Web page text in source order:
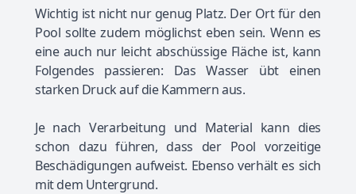
Wichtig ist nicht nur genug Platz. Der Ort für den
Pool sollte zudem möglichst eben sein. Wenn es
eine auch nur leicht abschüssige Fläche ist, kann
Folgendes passieren: Das Wasser übt einen
starken Druck auf die Kammern aus.
Je nach Verarbeitung und Material kann dies
schon dazu führen, dass der Pool vorzeitige
Beschädigungen aufweist. Ebenso verhält es sich
mit dem Untergrund.